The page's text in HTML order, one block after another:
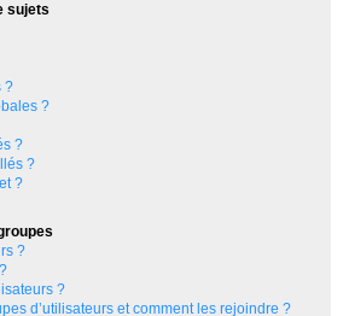
sujets
?
?
?
?
?
?
?
d’utilisateurs et comment les rejoindre ?